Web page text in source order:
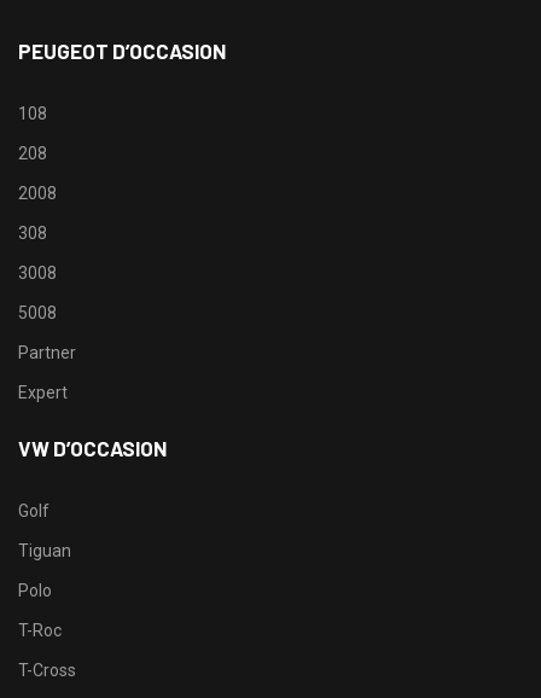
PEUGEOT D’OCCASION
108
208
2008
308
3008
5008
Partner
Expert
VW D’OCCASION
Golf
Tiguan
Polo
T-Roc
T-Cross